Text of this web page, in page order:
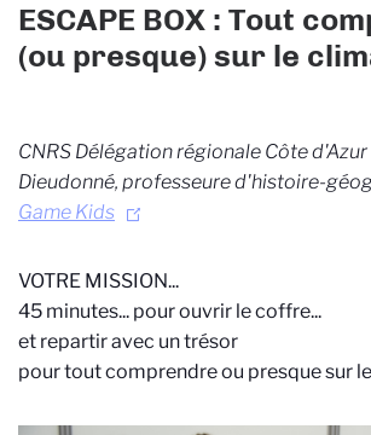
ESCAPE BOX : Tout
(ou presque) sur le
CNRS Délégation régionale Côte
Dieudonné, professeure d'histoire-
Game Kids
VOTRE MISSION...
45 minutes... pour ouvrir le coffre...
et repartir avec un trésor
pour tout comprendre ou presque sur